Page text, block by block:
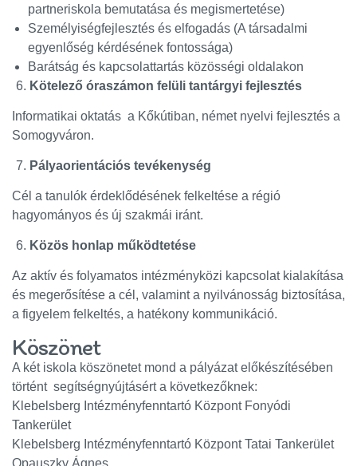
partneriskola bemutatása és megismertetése)
Személyiségfejlesztés és elfogadás (A társadalmi
egyenlőség kérdésének fontossága)
Barátság és kapcsolattartás közösségi oldalakon
Kötelező óraszámon felüli tantárgyi fejlesztés
Informatikai oktatás a Kőkútiban, német nyelvi fejlesztés a
Somogyváron.
Pályaorientációs tevékenység
Cél a tanulók érdeklődésének felkeltése a régió
hagyományos és új szakmái iránt.
Közös honlap működtetése
Az aktív és folyamatos intézményközi kapcsolat kialakítása
és megerősítése a cél, valamint a nyilvánosság biztosítása,
a figyelem felkeltés, a hatékony kommunikáció.
Köszönet
A két iskola köszönetet mond a pályázat előkészítésében
történt segítségnyújtásért a következőknek:
Klebelsberg Intézményfenntartó Központ Fonyódi
Tankerület
Klebelsberg Intézményfenntartó Központ Tatai Tankerület
Opauszky Ágnes